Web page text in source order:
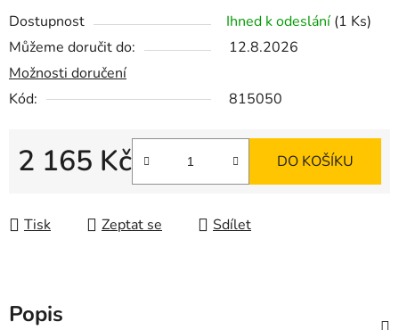
Dostupnost
Ihned k odeslání (1 Ks)
Můžeme doručit do:
12.8.2026
Možnosti doručení
Kód:
815050
2 165 Kč DO KOŠÍKU
Tisk Zeptat se Sdílet
Popis